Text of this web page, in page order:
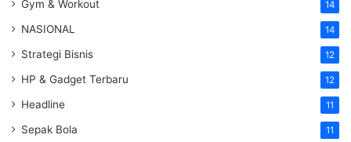
Gym & Workout 14
NASIONAL 14
Strategi Bisnis 12
HP & Gadget Terbaru 12
Headline 11
Sepak Bola 11